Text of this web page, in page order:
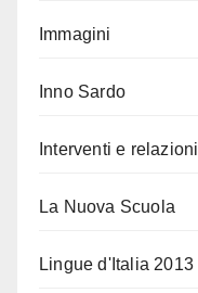
Immagini
Inno Sardo
Interventi e relazioni
La Nuova Scuola
Lingue d'Italia 2013